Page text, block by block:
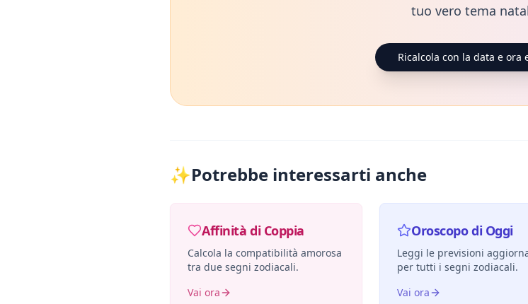
tuo vero tema
Ricalcola con la data e ora
✨Potrebbe interessarti anche
Affinità di Coppia
Calcola la compatibilità amorosa
tra due segni zodiacali.
Vai ora
Oroscopo di Oggi
Leggi le previsioni
per tutti i segni zodiacali.
Vai ora